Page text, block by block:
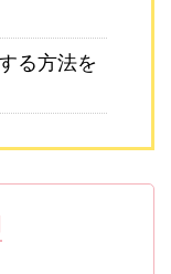
る方法を